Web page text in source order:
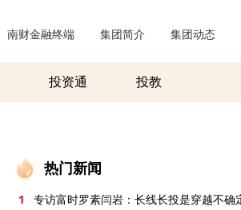
南财金融终端 集团简介 集团动态
投资通 投教
热门新闻
1
专访富时罗素闫岩：长线长投是穿越不确